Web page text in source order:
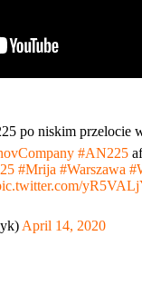
po niskim przelocie
#AN225
#Mrija #Warszawa
April 14, 2020